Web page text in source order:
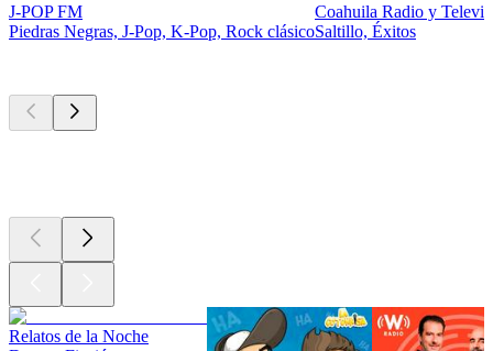
J-POP FM
Piedras Negras, J-Pop, K-Pop, Rock clásico
Coahuila Radio y
Saltillo, Éxitos
Relatos de la Noche